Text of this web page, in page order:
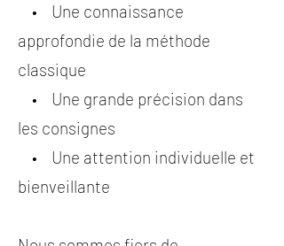
• Une connaissance
approfondie de la méthode
classique
• Une grande précision dans
les consignes
• Une attention individuelle et
bienveillante